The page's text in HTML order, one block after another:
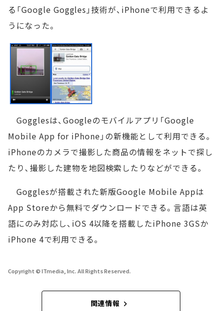
る「Google Goggles」技術が、iPhoneで利用できるよ
うになった。
Gogglesは、Googleのモバイルアプリ「Google
Mobile App for iPhone」の新機能として利用できる。
iPhoneのカメラで撮影した商品の情報をネットで探し
たり、撮影した建物を地図検索したりなどができる。
Gogglesが搭載された新版Google Mobile Appは
App Storeから無料でダウンロードできる。言語は英
語にのみ対応し、iOS 4以降を搭載したiPhone 3GSか
iPhone 4で利用できる。
Copyright © ITmedia, Inc. All Rights Reserved.
関連情報